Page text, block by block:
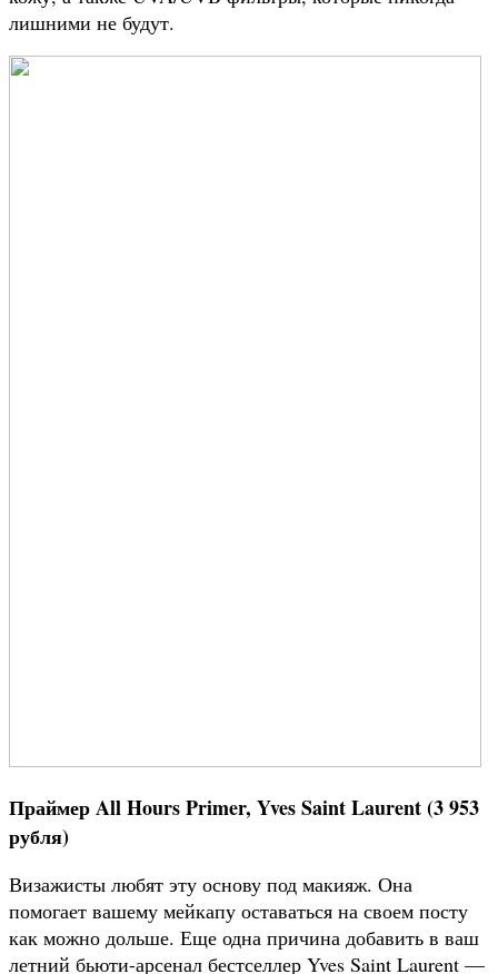
лишними не будут.
Праймер All Hours Primer, Yves Saint Laurent (3 953
рубля)
Визажисты любят эту основу под макияж. Она
помогает вашему мейкапу оставаться на своем посту
как можно дольше. Еще одна причина добавить в ваш
летний бьюти-арсенал бестселлер Yves Saint Laurent —